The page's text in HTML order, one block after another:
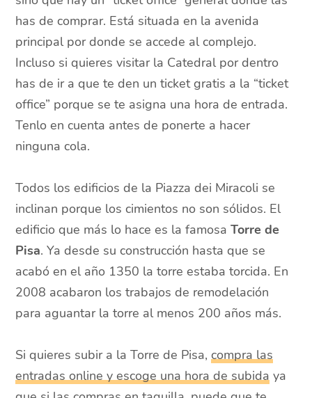
has de comprar. Está situada en la avenida
principal por donde se accede al complejo.
Incluso si quieres visitar la Catedral por dentro
has de ir a que te den un ticket gratis a la “ticket
office” porque se te asigna una hora de entrada.
Tenlo en cuenta antes de ponerte a hacer
ninguna cola.
Todos los edificios de la Piazza dei Miracoli se
inclinan porque los cimientos no son sólidos. El
edificio que más lo hace es la famosaTorre de
Pisa. Ya desde su construcción hasta que se
acabó en el año 1350 la torre estaba torcida. En
2008 acabaron los trabajos de remodelación
para aguantar la torre al menos 200 años más.
Si quieres subir a la Torre de Pisa,compra las
entradas online y escoge una hora de subida ya